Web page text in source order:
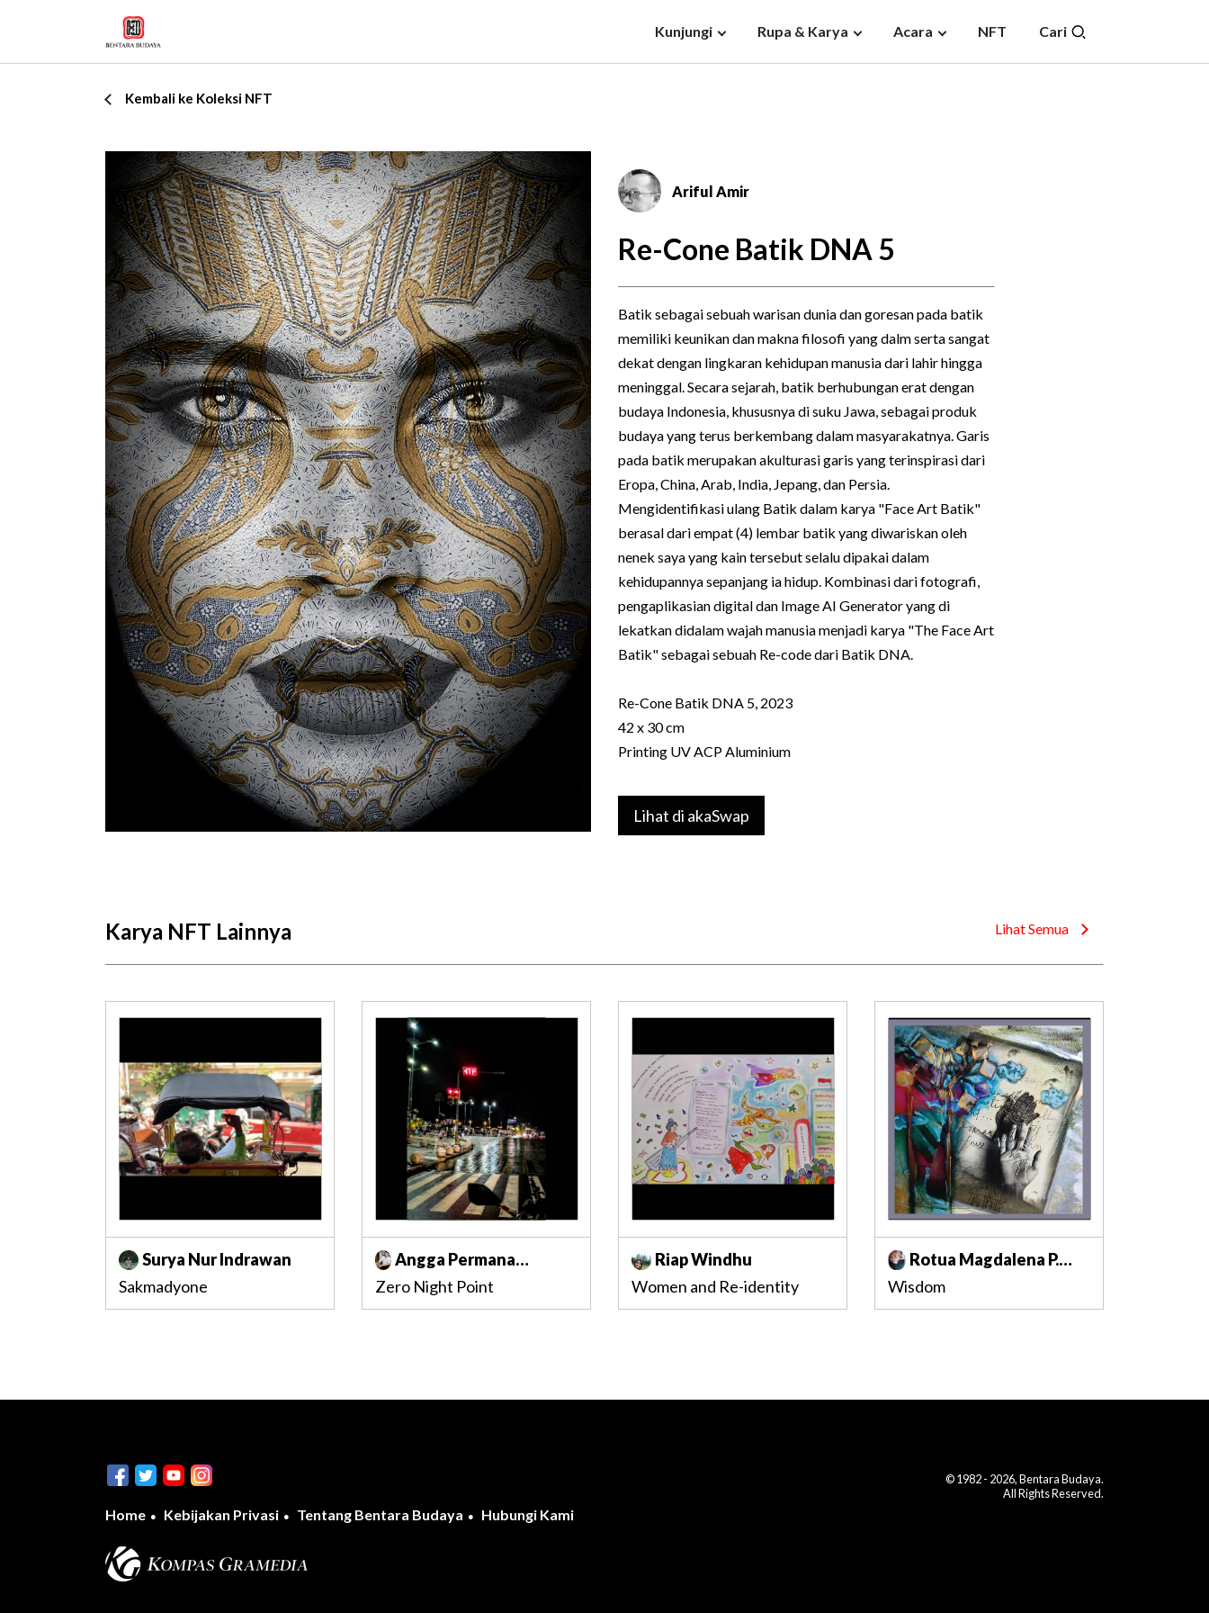
Kunjungi Rupa & Karya Acara NFT Cari
Kembali ke Koleksi NFT
Ariful Amir
Re-Cone Batik DNA 5
Batik sebagai sebuah warisan dunia dan goresan pada batik
memiliki keunikan dan makna filosofi yang dalm serta sangat
dekat dengan lingkaran kehidupan manusia dari lahir hingga
meninggal. Secara sejarah, batik berhubungan erat dengan
budaya Indonesia, khususnya di suku Jawa, sebagai produk
budaya yang terus berkembang dalam masyarakatnya. Garis
pada batik merupakan akulturasi garis yang terinspirasi dari
Eropa, China, Arab, India, Jepang, dan Persia.
Mengidentifikasi ulang Batik dalam karya "Face Art Batik"
berasal dari empat (4) lembar batik yang diwariskan oleh
nenek saya yang kain tersebut selalu dipakai dalam
kehidupannya sepanjang ia hidup. Kombinasi dari fotografi,
pengaplikasian digital dan Image AI Generator yang di
lekatkan didalam wajah manusia menjadi karya "The Face Art
Batik" sebagai sebuah Re-code dari Batik DNA.
Re-Cone Batik DNA 5, 2023
42 x 30 cm
Printing UV ACP Aluminium
Lihat di akaSwap
Karya NFT Lainnya Lihat Semua
Surya Nur Indrawan
Sakmadyone
Angga Permana
Adhikaputra
Zero Night Point
Riap Windhu
Women and Re-identity
Rotua Magdalena P.
Agung
Wisdom
Home Kebijakan Privasi Tentang Bentara Budaya Hubungi Kami
© 1982 - 2026, Bentara Budaya.
All Rights Reserved.